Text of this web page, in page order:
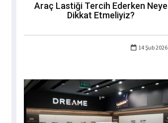
Araç Lastiği Tercih Ederken Neye
Dikkat Etmeliyiz?
14 Şub 2026